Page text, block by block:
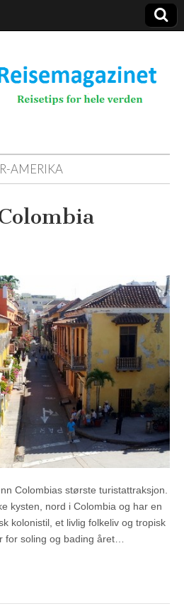
AMERIKA
Colombias største turistattraksjon.
kysten, nord i Colombia og har en
kolonistil, et livlig folkeliv og tropisk
for soling og bading året…